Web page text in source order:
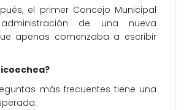
el primer Concejo Municipal
de una nueva
apenas comenzaba a escribir
más frecuentes tiene una